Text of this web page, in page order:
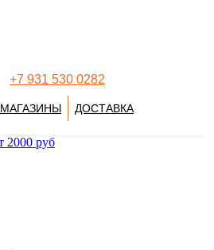
+7 931 530 0282
МАГАЗИНЫ ДОСТАВКА